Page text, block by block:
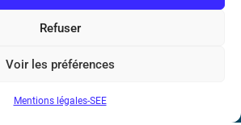
Refuser
Voir les préférences
Mentions légales-SEE
de Vente